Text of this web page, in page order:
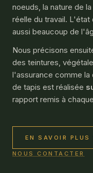
noeuds, la nature de la
réelle du travail. L'état
aussi beaucoup de
Nous précisons
des teintures,
l'assurance comme la
de tapis est réalisée
rapport remis à
EN SAVOIR PLUS
NOUS CONTACTER